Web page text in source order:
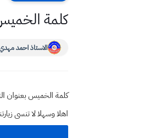
كلمة
الاستاذ احمد مهدي
كلمة الخميس بعنوان
اهلا وسهلالا تنسى